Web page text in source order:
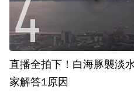
直播全拍下！白海豚襲淡
家解答1原因